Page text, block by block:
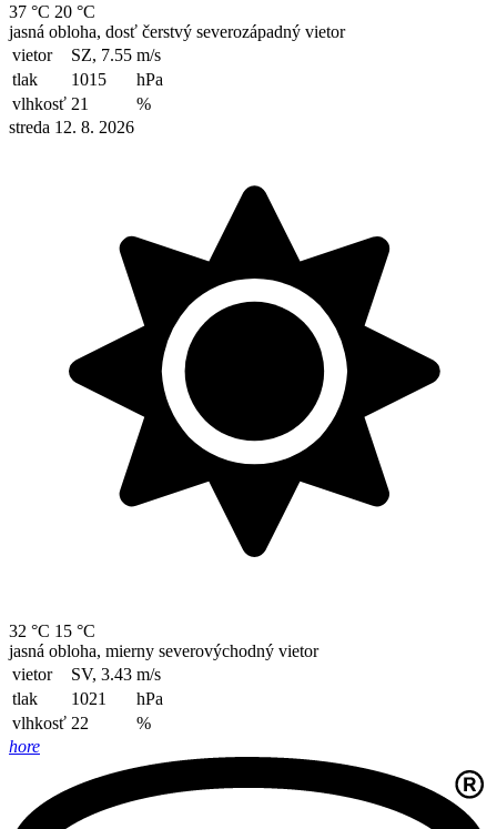
37 °C 20 °C
jasná obloha, dosť čerstvý severozápadný vietor
vietor
SZ, 7.55 m/s
tlak
1015
hPa
vlhkosť 21
%
streda 12. 8. 2026
32 °C 15 °C
jasná obloha, mierny severovýchodný vietor
vietor
SV, 3.43 m/s
tlak
1021
hPa
vlhkosť 22
%
hore